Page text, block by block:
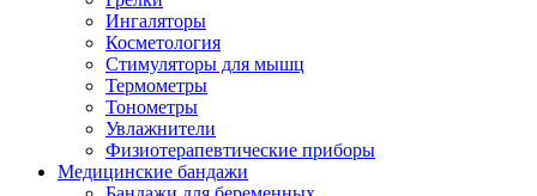
Ингаляторы
Косметология
Стимуляторы для мышц
Термометры
Тонометры
Увлажнители
Физиотерапевтические приборы
Медицинские бандажи